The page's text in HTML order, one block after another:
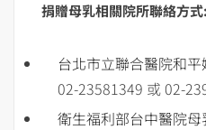
捐贈母乳相關院所聯絡方式:
台北市立聯合醫院和平
02-23581349 或 02-
衛生福利部台中醫院